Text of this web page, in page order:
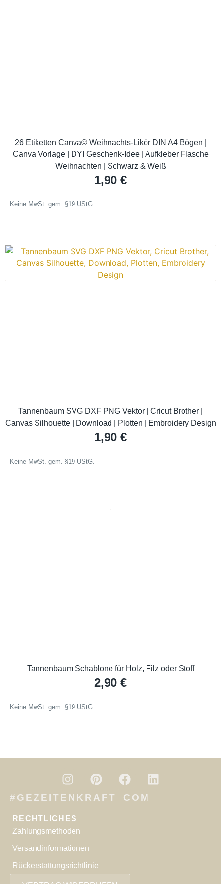
26 Etiketten Canva© Weihnachts-Likör DIN A4 Bögen |
Canva Vorlage | DYI Geschenk-Idee | Aufkleber Flasche
Weihnachten | Schwarz & Weiß
1,90 €
Keine MwSt. gem. §19 UStG.
Tannenbaum SVG DXF PNG Vektor | Cricut Brother |
Canvas Silhouette | Download | Plotten | Embroidery Design
1,90 €
Keine MwSt. gem. §19 UStG.
Tannenbaum Schablone für Holz, Filz oder Stoff
2,90 €
Keine MwSt. gem. §19 UStG.
#GEZEITENKRAFT_COM
RECHTLICHES
Zahlungsmethoden
Versandinformationen
Rückerstattungsrichtlinie